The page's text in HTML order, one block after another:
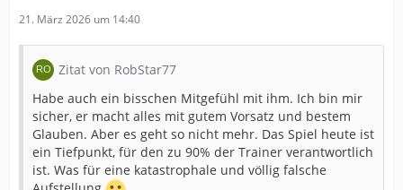
21. März 2026 um 14:40
Zitat von RobStar77
Habe auch ein bisschen Mitgefühl mit ihm. Ich bin mir
sicher, er macht alles mit gutem Vorsatz und bestem
Glauben. Aber es geht so nicht mehr. Das Spiel heute ist
ein Tiefpunkt, für den zu 90% der Trainer verantwortlich
ist. Was für eine katastrophale und völlig falsche